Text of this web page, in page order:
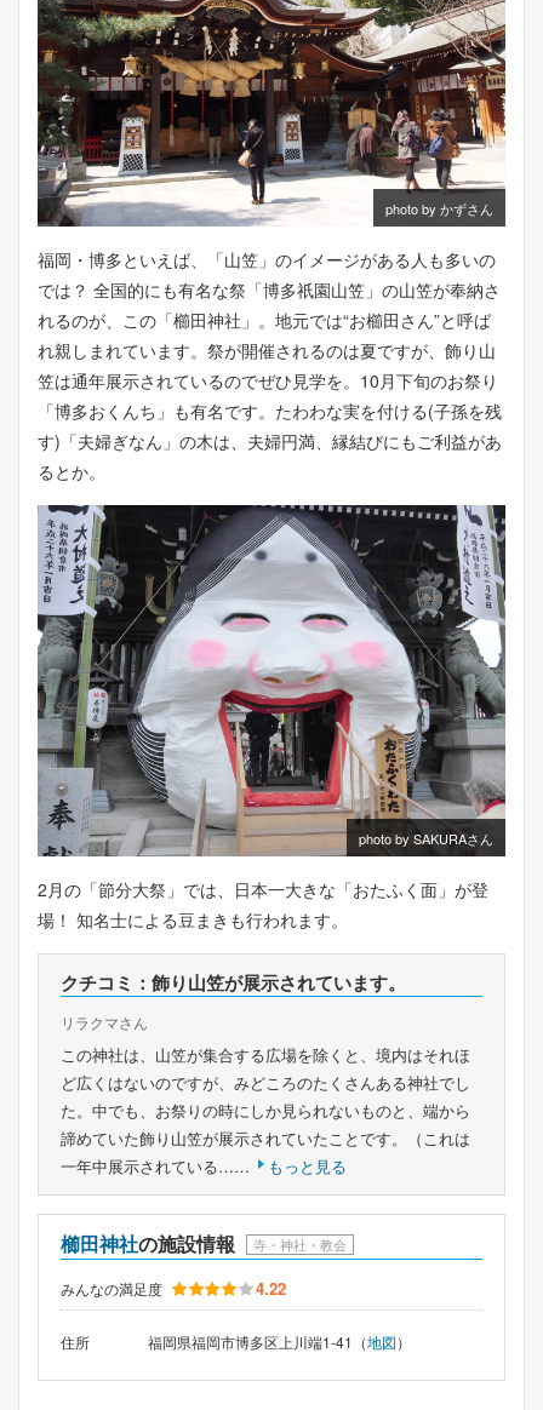
photo by かずさん
福岡・博多といえば、「山笠」のイメージがある人も多いの
では？ 全国的にも有名な祭「博多祇園山笠」の山笠が奉納さ
れるのが、この「櫛田神社」。地元では“お櫛田さん”と呼ば
れ親しまれています。祭が開催されるのは夏ですが、飾り山
笠は通年展示されているのでぜひ見学を。10月下旬のお祭り
「博多おくんち」も有名です。たわわな実を付ける(子孫を残
す)「夫婦ぎなん」の木は、夫婦円満、縁結びにもご利益があ
るとか。
photo by SAKURAさん
2月の「節分大祭」では、日本一大きな「おたふく面」が登
場！ 知名士による豆まきも行われます。
クチコミ：飾り山笠が展示されています。
リラクマさん
この神社は、山笠が集合する広場を除くと、境内はそれほ
ど広くはないのですが、みどころのたくさんある神社でし
た。中でも、お祭りの時にしか見られないものと、端から
諦めていた飾り山笠が展示されていたことです。（これは
一年中展示されている……
もっと見る
櫛田神社の施設情報 寺・神社・教会
みんなの満足度 4.22
住所 福岡県福岡市博多区上川端1-41（地図）